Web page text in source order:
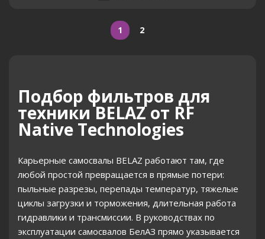
1 2
Подбор фильтров для
техники BELAZ от RF
Native Technologies
Карьерные самосвалы BELAZ работают там, где
любой простой превращается в прямые потери:
пыльные разрезы, перепады температур, тяжелые
циклы загрузки и торможения, длительная работа
гидравлики и трансмиссии. В руководствах по
эксплуатации самосвалов БелАЗ прямо указывается